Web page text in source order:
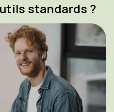
standards ?